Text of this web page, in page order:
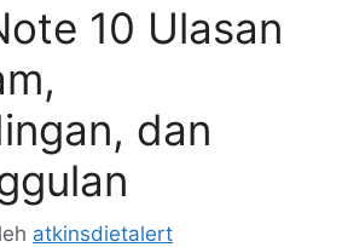
10 Ulasan
dan
atkinsdietalert